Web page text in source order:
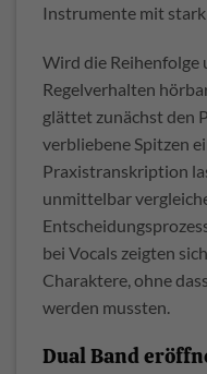
Instrumente mit stark
Wird die Reihenfolge
Regelverhalten
glättet zunächst den
verbliebene Spitzen
Praxistranskription
unmittelbar
bei Vocals zeigten
Charaktere, ohne
werden mussten.
Dual Band